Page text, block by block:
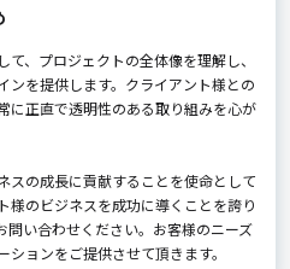
、プロジェクトの全体像を理解し、
ンを提供します。クライアント様との
に正直で透明性のある取り組みを心が
スの成長に貢献することを使命として
様のビジネスを成功に導くことを誇り
問い合わせください。お客様のニーズ
ョンをご提供させて頂きます。